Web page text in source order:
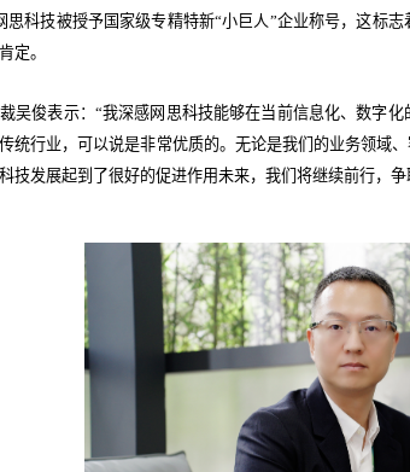
思科技被授予国家级专精特新“小巨人”企业称号，这标
定。
吴俊表示：“我深感网思科技能够在当前信息化、数字
统行业，可以说是非常优质的。无论是我们的业务领域
技发展起到了很好的促进作用未来，我们将继续前行，